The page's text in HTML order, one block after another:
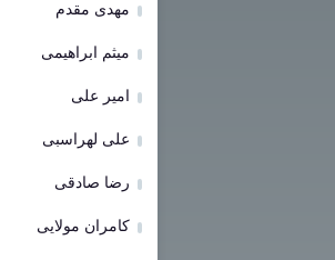
مهدی مقدم
میثم ابراهیمی
امیر علی
علی لهراسبی
رضا صادقی
کامران مولایی